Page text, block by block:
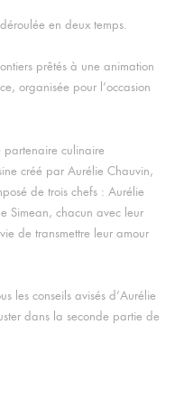
déroulée en deux temps.
prêtés à une animation
organisée pour l’occasion
partenaire culinaire
créé par Aurélie Chauvin,
de trois chefs : Aurélie
Simean, chacun avec leur
de transmettre leur amour
les conseils avisés d’Aurélie
dans la seconde partie de